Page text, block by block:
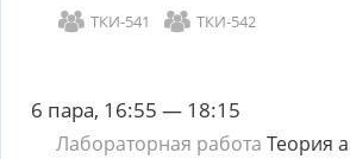
ТКИ-541
ТКИ-542
6 пара, 16:55 — 18:15
Лабораторная работа Теория